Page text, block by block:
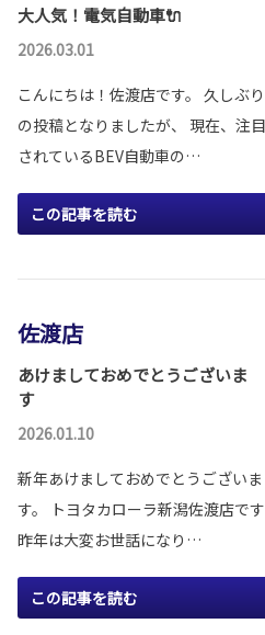
大人気！電気自動車🔌
2026.03.01
こんにちは！佐渡店です。 久しぶり
の投稿となりましたが、 現在、注目
されているBEV自動車の…
この記事を読む
佐渡店
あけましておめでとうございま
す
2026.01.10
新年あけましておめでとうございま
す。 トヨタカローラ新潟佐渡店です
昨年は大変お世話になり…
この記事を読む